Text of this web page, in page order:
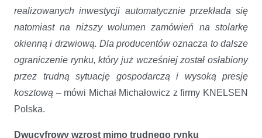
realizowanych inwestycji automatycznie przekłada się
natomiast na niższy wolumen zamówień na stolarkę
okienną i drzwiową. Dla producentów oznacza to dalsze
ograniczenie rynku, który już wcześniej został osłabiony
przez trudną sytuację gospodarczą i wysoką presję
kosztową – mówi Michał Michałowicz z firmy KNELSEN
Polska.
Dwucyfrowy wzrost mimo trudnego rynku